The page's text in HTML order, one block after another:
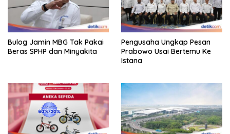
Bulog Jamin MBG Tak Pakai
Beras SPHP dan Minyakita
Pengusaha Ungkap Pesan
Prabowo Usai Bertemu Ke
Istana